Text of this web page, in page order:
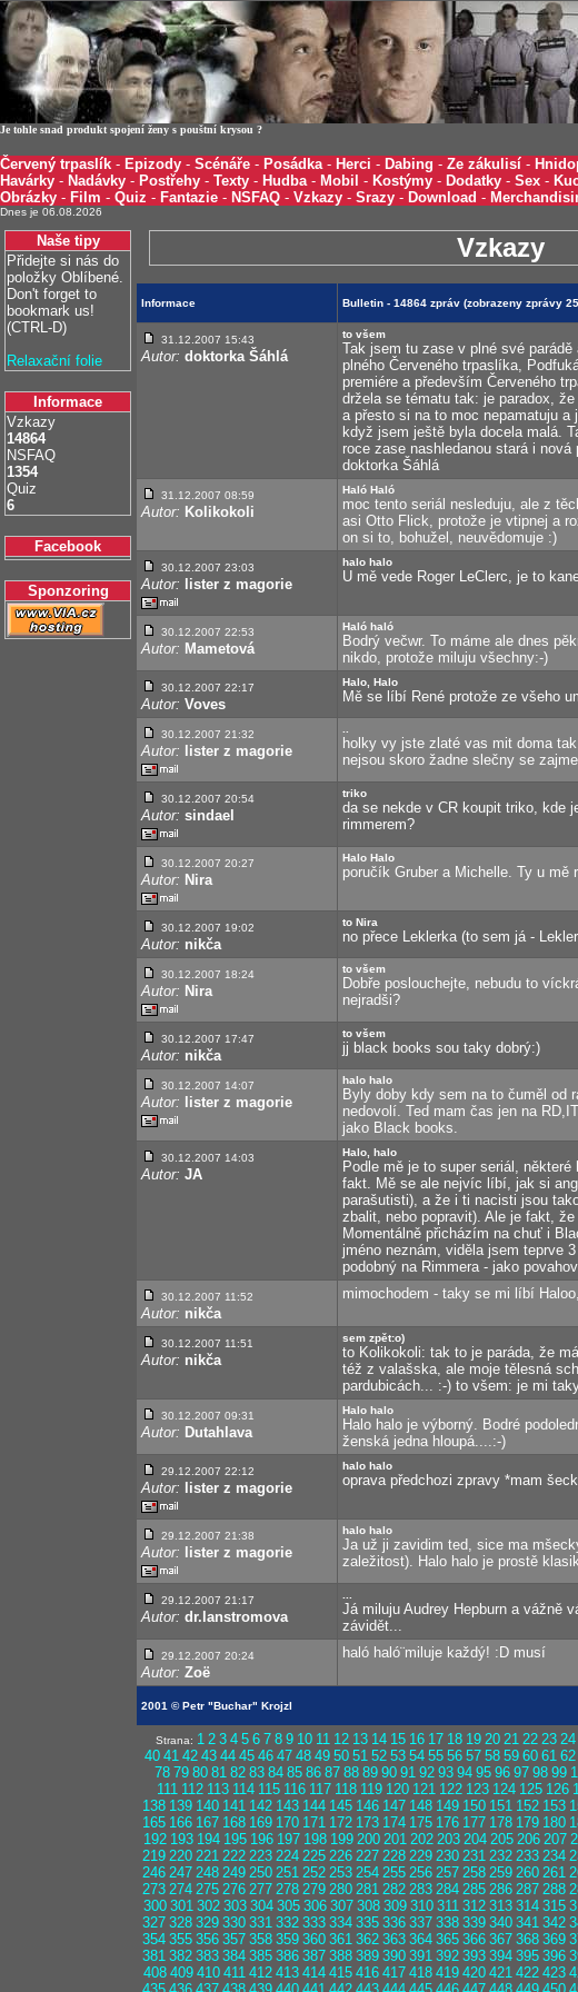
Je tohle snad produkt spojení ženy s pouštní krysou ?
Červený trpaslík - Epizody - Scénáře - Posádka- Herci - Dabing - Ze zákulisí -
Havárky - Nadávky - Postřehy - Texty - Hudba- Mobil - Kostýmy - Dodatky - Sex -
Obrázky - Film - Quiz - Fantazie - NSFAQ - Vzkazy - Srazy - Download -
Dnes je 06.08.2026
Naše tipy
Přidejte si nás do
položky Oblíbené.
Don't forget to
bookmark us!
(CTRL-D)
Relaxační folie
Informace
Vzkazy
14864
NSFAQ
1354
Quiz
6
Facebook
Sponzoring
Vzkazy
Informace Bulletin - 14864 zpráv (zobrazeny zprávy
31.12.2007 15:43
Autor: doktorka Šáhlá
to všem
Tak jsem tu zase v plné své
plného Červeného trpaslíka,
premiére a především Červeného
držela se tématu tak: je paradox,
a přesto si na to moc nepamatuju
když jsem ještě byla docela malá.
roce zase nashledanou stará i
doktorka Šáhlá
31.12.2007 08:59
Autor: Kolikokoli
Haló Haló
moc tento seriál nesleduju, ale z
asi Otto Flick, protože je vtipnej a
on si to, bohužel, neuvědomuje :)
30.12.2007 23:03
Autor: lister z magorie
halo halo
U mě vede Roger LeClerc, je to
30.12.2007 22:53
Autor: Mametová
Haló haló
Bodrý večwr. To máme ale dnes
nikdo, protože miluju všechny:-)
30.12.2007 22:17
Autor: Voves
Halo, Halo
Mě se líbí René protože ze všeho
30.12.2007 21:32
Autor: lister z magorie
holky vy jste zlaté vas mit doma
nejsou skoro žadne slečny se
30.12.2007 20:54
Autor: sindael
triko
da se nekde v CR koupit triko, kde
rimmerem?
30.12.2007 20:27
Autor: Nira
Halo Halo
poručík Gruber a Michelle. Ty u mě
30.12.2007 19:02
Autor: nikča
to Nira
no přece Leklerka (to sem já -
30.12.2007 18:24
Autor: Nira
to všem
Dobře poslouchejte, nebudu to
nejradši?
30.12.2007 17:47
Autor: nikča
to všem
jj black books sou taky dobrý:)
30.12.2007 14:07
Autor: lister z magorie
halo halo
Byly doby kdy sem na to čuměl od
nedovolí. Ted mam čas jen na
jako Black books.
30.12.2007 14:03
Autor: JA
Halo, halo
Podle mě je to super seriál,
fakt. Mě se ale nejvíc líbí, jak si
parašutisti), a že i ti nacisti jsou
zbalit, nebo popravit). Ale je fakt,
Momentálně přicházím na chuť i
jméno neznám, viděla jsem teprve
podobný na Rimmera - jako
30.12.2007 11:52
Autor: nikča
mimochodem - taky se mi líbí
30.12.2007 11:51
Autor: nikča
sem zpět:o)
to Kolikokoli: tak to je paráda, že
též z valašska, ale moje tělesná
pardubicách... :-) to všem: je mi
30.12.2007 09:31
Autor: Dutahlava
Halo halo
Halo halo je výborný. Bodré
ženská jedna hloupá....:-)
29.12.2007 22:12
Autor: lister z magorie
halo halo
oprava předchozi zpravy *mam
29.12.2007 21:38
Autor: lister z magorie
halo halo
Ja už ji zavidim ted, sice ma
zaležitost). Halo halo je prostě
29.12.2007 21:17
Autor: dr.lanstromova
Já miluju Audrey Hepburn a vážně
závidět...
29.12.2007 20:24
Autor: Zoë
haló haló¨miluje každý! :D musí
2001 © Petr "Buchar" Krojzl
Strana: 1 2 3 4 5 6 7 8 9 10 11 12 13 14 15 16 17 18 19 20 21 22 23 24
40 41 42 43 44 45 46 47 48 49 50 51 52 53 54 55 56 57 58 59 60 61 62
78 79 80 81 82 83 84 85 86 87 88 89 90 91 92 93 94 95 96 97 98 99
111 112 113 114 115 116 117 118 119 120 121 122 123 124 125 126
138 139 140 141 142 143 144 145 146 147 148 149 150 151 152 153
165 166 167 168 169 170 171 172 173 174 175 176 177 178 179 180
192 193 194 195 196 197 198 199 200 201 202 203 204 205 206 207
219 220 221 222 223 224 225 226 227 228 229 230 231 232 233 234
246 247 248 249 250 251 252 253 254 255 256 257 258 259 260 261
273 274 275 276 277 278 279 280 281 282 283 284 285 286 287 288
300 301 302 303 304 305 306 307 308 309 310 311 312 313 314 315
327 328 329 330 331 332 333 334 335 336 337 338 339 340 341 342
354 355 356 357 358 359 360 361 362 363 364 365 366 367 368 369
381 382 383 384 385 386 387 388 389 390 391 392 393 394 395 396
408 409 410 411 412 413 414 415 416 417 418 419 420 421 422 423